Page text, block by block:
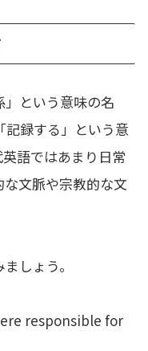
という意味の名
記録する」という意
語ではあまり日常
文脈や宗教的な文
しょう。
responsible for